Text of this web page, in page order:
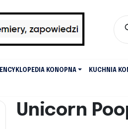
ENCYKLOPEDIA KONOPNA KUCHNIA
Unicorn